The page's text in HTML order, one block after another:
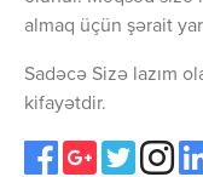
almaq üçün şərait
Sadəcə Sizə lazım
kifayətdir.